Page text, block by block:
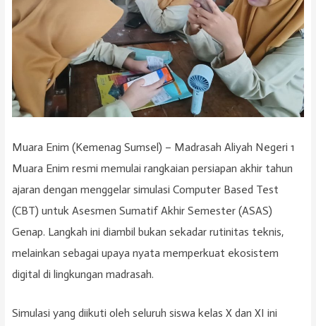
Muara Enim (Kemenag Sumsel) – Madrasah Aliyah Negeri 1
Muara Enim resmi memulai rangkaian persiapan akhir tahun
ajaran dengan menggelar simulasi Computer Based Test
(CBT) untuk Asesmen Sumatif Akhir Semester (ASAS)
Genap. Langkah ini diambil bukan sekadar rutinitas teknis,
melainkan sebagai upaya nyata memperkuat ekosistem
digital di lingkungan madrasah.
Simulasi yang diikuti oleh seluruh siswa kelas X dan XI ini